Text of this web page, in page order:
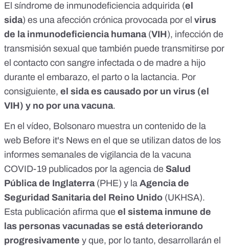
El síndrome de inmunodeficiencia adquirida (el
sida) es una afección crónica provocada por el virus
de la inmunodeficiencia humana(VIH), infección de
transmisión sexual que también puede transmitirse por
el contacto con sangre infectada o de madre a hijo
durante el embarazo, el parto o la lactancia. Por
consiguiente, el sida es causado por un virus (el
VIH) y no por una vacuna.
En el vídeo, Bolsonaro muestra un contenido de la
web Before it's News en el que se utilizan datos de los
informes semanales de vigilancia de la vacuna
COVID-19 publicados por la agencia de Salud
Pública de Inglaterra(PHE) y la Agencia de
Seguridad Sanitaria del Reino Unido (UKHSA).
Esta publicación afirma que el sistema inmune de
las personas vacunadas se está deteriorando
progresivamente y que, por lo tanto, desarrollarán el